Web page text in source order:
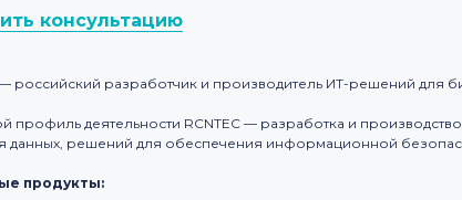
консультацию
— российский разработчик и производитель ИТ-решений для
профиль деятельности RCNTEC — разработка и
данных, решений для обеспечения информационной
продукты: